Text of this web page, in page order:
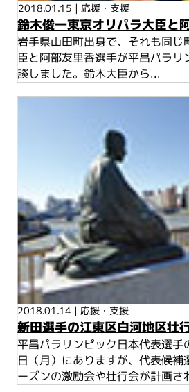
2018.01.15 | 応援・支援
鈴木俊一東京オリパラ大臣と
岩手県山田町出身で、それも同じ
臣と阿部友里香選手が平昌パラリ
談しました。鈴木大臣から...
2018.01.14 |応援・支援
新田選手の江東区白河地区壮
平昌パラリンピック日本代表選
日（月）にありますが、代表候補
ーズンの激励会や壮行会が計画さ